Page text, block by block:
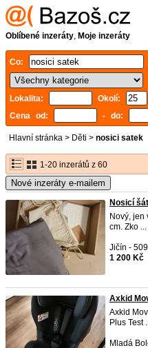
Oblíbené inzeráty, Moje inzeráty
Co:
Lokalita: Okolí:
Cena od:
- do:
Hlavní stránka > Děti > nosici satek
1-20 inzerátů z 60
Nové inzeráty e-mailem
Nosicí
Nový, jen
cm. Zko ...
Jičín -
1 200 Kč
Axkid
Axkid
Plus Test
Mladá